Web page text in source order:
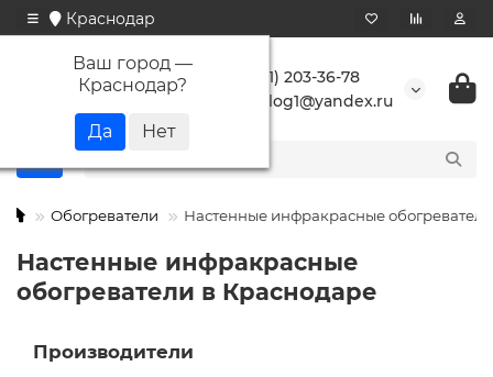
Краснодар
Ваш город —
Краснодар?
+7 (861) 203-36-78
buranlog1@yandex.ru
Обогреватели Настенные инфракрасные обогреватели
Настенные инфракрасные
обогреватели в Краснодаре
Производители